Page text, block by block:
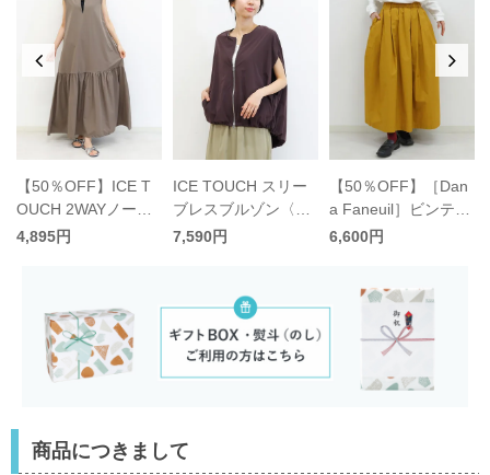
【50％OFF】ICE T
OUCH 2WAYノース
リワンピース〈接触
4,895円
ICE TOUCH スリー
ブレスブルゾン〈接
触冷感〉
7,590円
【50％OFF】［Dan
a Faneuil］ビンテー
ジワッシャーロング
6,600円
商品につきまして